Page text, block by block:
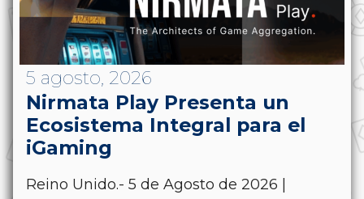
5 agosto, 2026
Nirmata Play Presenta un
Ecosistema Integral para el
iGaming
Reino Unido.- 5 de Agosto de 2026 |